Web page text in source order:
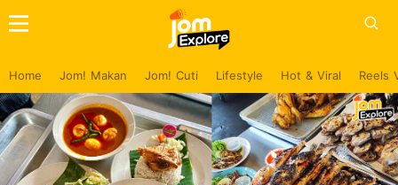
Home Jom! Makan Jom! Cuti Lifestyle Hot & Viral Reels